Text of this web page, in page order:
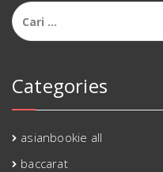
Cari
untuk:
Categories
asianbookie all
baccarat